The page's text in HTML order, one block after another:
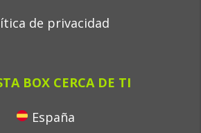
de privacidad
BOX CERCA DE TI
España